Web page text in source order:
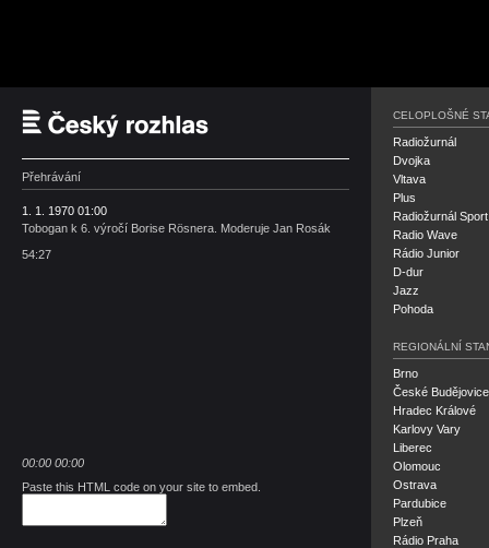
Přehrávání
1. 1. 1970 01:00
Tobogan k 6. výročí Borise Rösnera. Moderuje Jan Rosák
54:27
00:00 00:00
Paste this HTML code on your site to embed.
CELOPLOŠNÉ
Radiožurnál
Dvojka
Vltava
Plus
Radiožurnál Sport
Radio Wave
Rádio Junior
D-dur
Jazz
Pohoda
REGIONÁLNÍ
Brno
České Budějovice
Hradec Králové
Karlovy Vary
Liberec
Olomouc
Ostrava
Pardubice
Plzeň
Rádio Praha